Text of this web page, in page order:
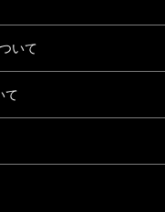
いて
て